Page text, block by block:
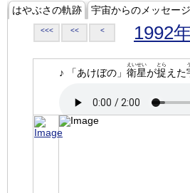
はやぶさの軌跡 宇宙からのメッセージ
<<< << < 1992
♪ 「あけぼの」 衛星
えいせい
が捉
とら
えた